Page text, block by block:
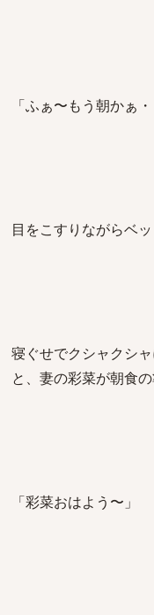
「ふぁ〜もう朝かぁ・
目をこすりながらベ
寝ぐせでクシャクシ
と、妻の彩菜が朝食の
「彩菜おはよう〜」